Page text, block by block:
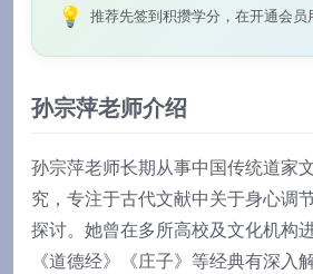
💡 推荐先签到积攒学分，在开通会员
孙宗萍老师介绍
孙宗萍老师长期从事中国传统道家
究，专注于古代文献中关于身心调
探讨。她曾在多所高校及文化机构
《道德经》《庄子》等经典有深入